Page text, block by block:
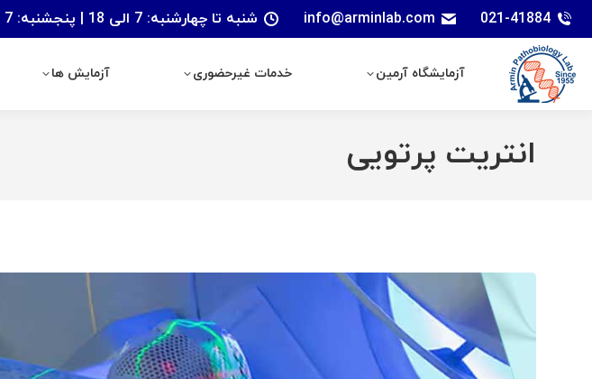
021-41884
info@arminlab.com شنبه تا چهارشنبه: 7 الی 18 | پنجشنبه: 7 الی 16 | جمعه تعطیل
آزمایشگاه آرمین خدمات غیرحضوری آزمایش ها
انتریت پرتویی
آزمایشگاه آرمین خدمات غیرحضوری آزمایش ها